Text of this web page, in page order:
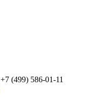
+7 (499) 586-01-11